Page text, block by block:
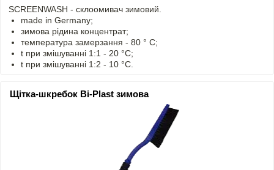
SCREENWASH - cклоомивач зимовий.
made in Germany;
зимова рідина концентрат;
температура замерзання - 80 ° C;
t при змішуванні 1:1 - 20 °C;
t при змішуванні 1:2 - 10 °C.
Щітка-шкребок Bi-Plast зимова